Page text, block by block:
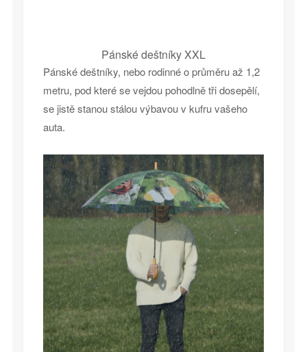
Pánské deštníky XXL
Pánské deštníky, nebo rodinné o průměru až 1,2
metru, pod které se vejdou pohodlně tři dosepělí,
se jistě stanou stálou výbavou v kufru vašeho
auta.